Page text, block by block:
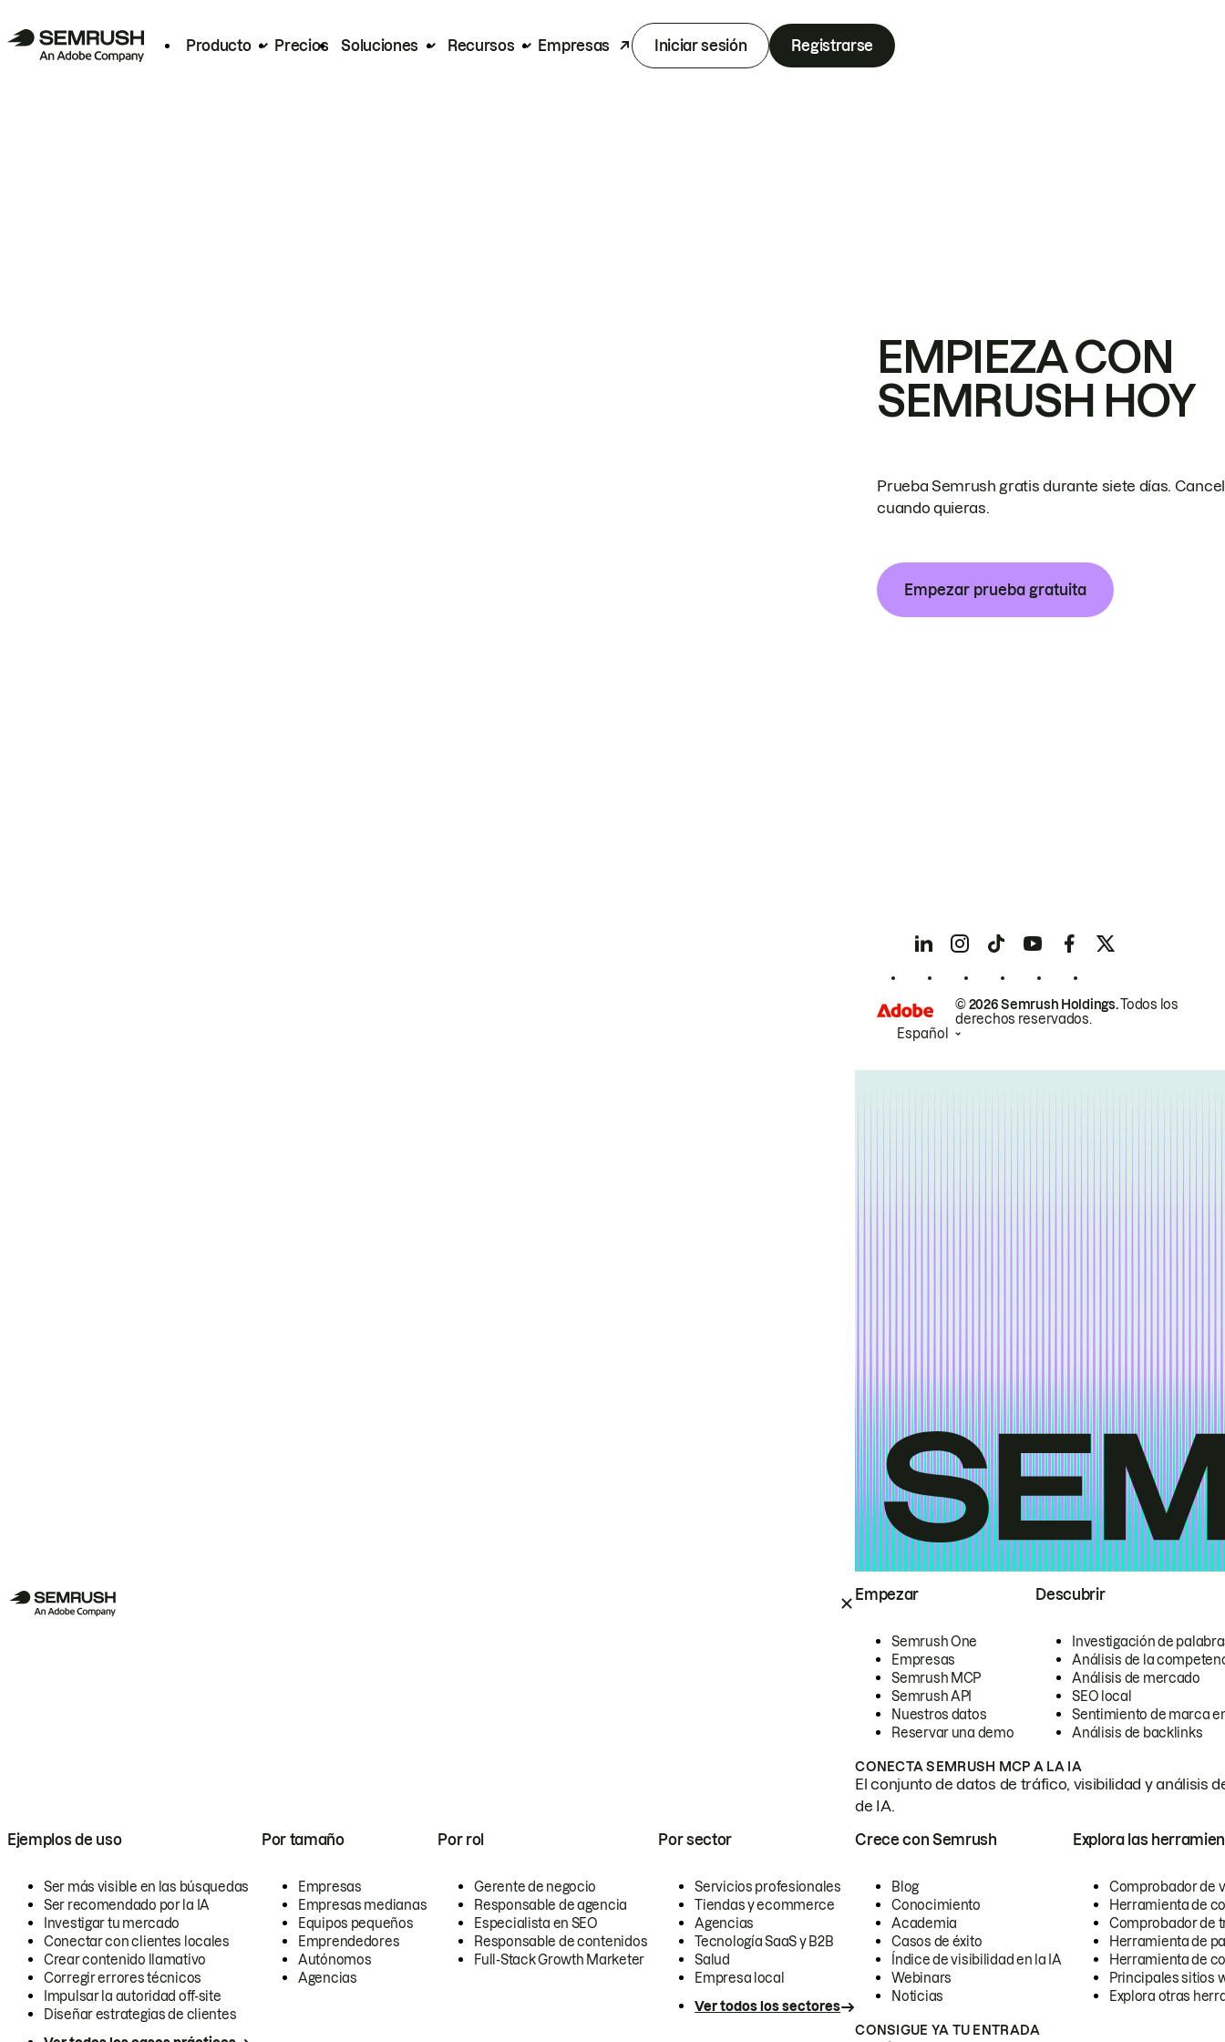
Producto Precios Soluciones Recursos Empresas Iniciar sesión Registrarse
Empezar
Semrush One
Empresas
Semrush MCP
Semrush API
Nuestros datos
Reservar una demo
Descubrir
Investigación de
Análisis de la
Análisis de mercado
SEO local
Sentimiento de marca
Análisis de backlinks
CONECTA SEMRUSH MCP A LA IA
El conjunto de datos de tráfico, visibilidad y análisis
de IA.
Ejemplos de uso
Ser más visible en las búsquedas
Ser recomendado por la IA
Investigar tu mercado
Conectar con clientes locales
Crear contenido llamativo
Corregir errores técnicos
Impulsar la autoridad off-site
Diseñar estrategias de clientes
Por tamaño
Empresas
Empresas medianas
Equipos pequeños
Emprendedores
Autónomos
Agencias
Por rol
Gerente de negocio
Responsable de agencia
Especialista en SEO
Responsable de contenidos
Full-Stack Growth Marketer
Por sector
Servicios profesionales
Tiendas y ecommerce
Agencias
Tecnología SaaS y B2B
Salud
Empresa local
Ver todos los sectores
Crece con Semrush
Blog
Conocimiento
Academia
Casos de éxito
Índice de visibilidad en la IA
Webinars
Noticias
Explora las
Comprobador de
Herramienta de
Comprobador de
Herramienta de
Herramienta de
Principales sitios
Explora otras
CONSIGUE YA TU ENTRADA
EMPIEZA CON
SEMRUSH HOY
Prueba Semrush gratis durante siete días.
cuando quieras.
Empezar prueba gratuita
© 2026 Semrush Holdings.Todos los
derechos reservados.
Español